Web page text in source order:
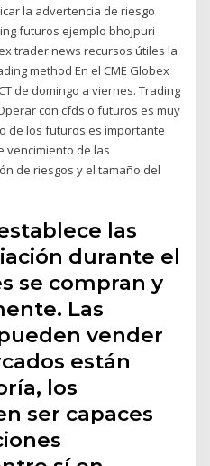
la advertencia de riesgo
futuros ejemplo bhojpuri
trader news recursos útiles la
method En el CME Globex
de domingo a viernes. Trading
con cfds o futuros es muy
de los futuros es importante
vencimiento de las
de riesgos y el tamaño del
las
durante el
se compran y
Las
vender
están
los
ser capaces